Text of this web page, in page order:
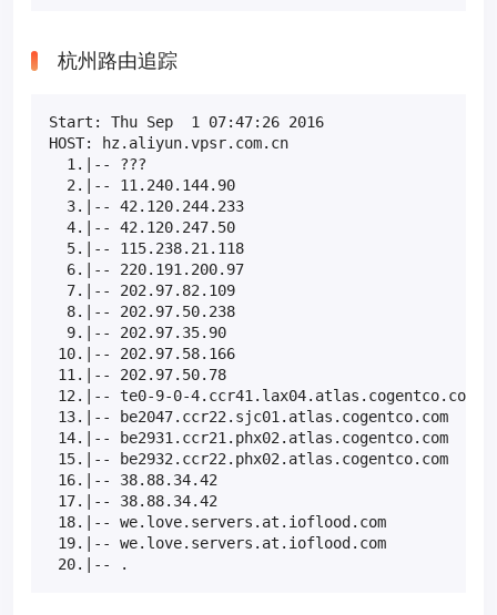
杭州路由追踪
Start: Thu Sep  1 07:47:26 2016
HOST: hz.aliyun.vpsr.com.cn
1.|-- ???
2.|-- 11.240.144.90
3.|-- 42.120.244.233
4.|-- 42.120.247.50
5.|-- 115.238.21.118
6.|-- 220.191.200.97
7.|-- 202.97.82.109
8.|-- 202.97.50.238
9.|-- 202.97.35.90
10.|-- 202.97.58.166
11.|-- 202.97.50.78
12.|-- te0-9-0-4.ccr41.lax04.atlas.cogentco.com
13.|-- be2047.ccr22.sjc01.atlas.cogentco.com
14.|-- be2931.ccr21.phx02.atlas.cogentco.com
15.|-- be2932.ccr22.phx02.atlas.cogentco.com
16.|-- 38.88.34.42
17.|-- 38.88.34.42
18.|-- we.love.servers.at.ioflood.com
19.|-- we.love.servers.at.ioflood.com
20.|-- .                                        10.0%